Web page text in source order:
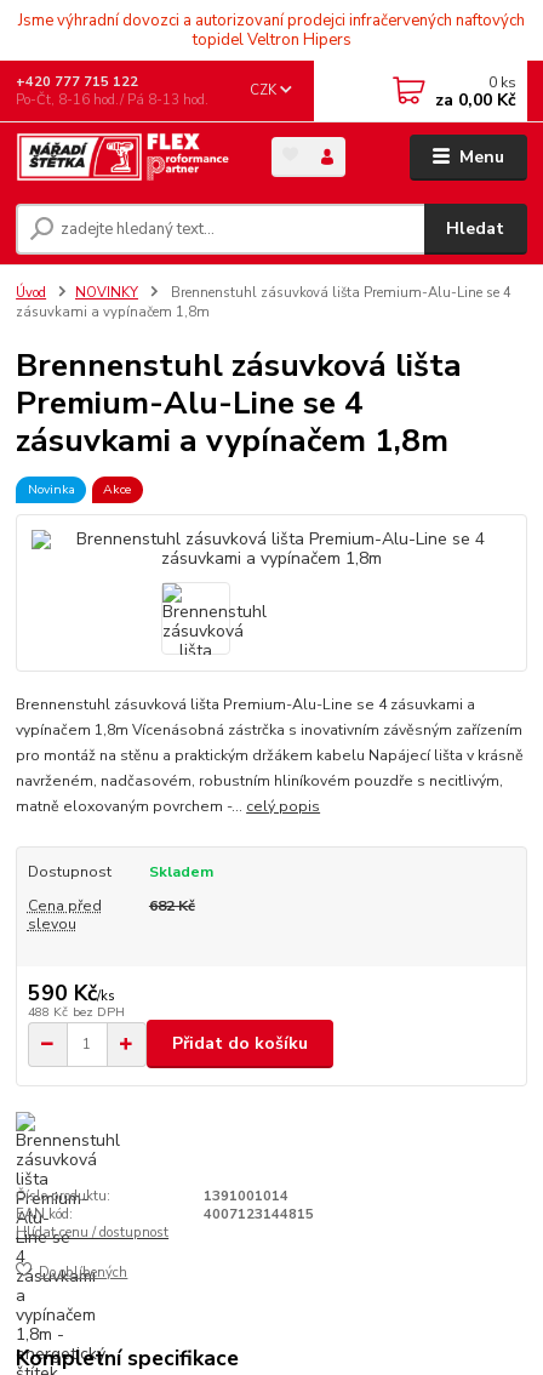
Jsme výhradní dovozci a autorizovaní prodejci infračervených naftových
topidel Veltron Hipers
Menu
CZK
Hledat
+420 777 715 122
Po-Čt, 8-16 hod./ Pá 8-13 hod.
0 ks
za 0,00 Kč
Úvod NOVINKY
Brennenstuhl zásuvková lišta Premium-Alu-Line se 4
zásuvkami a vypínačem 1,8m
Brennenstuhl zásuvková lišta
Premium-Alu-Line se 4
zásuvkami a vypínačem 1,8m
Novinka Akce
Brennenstuhl zásuvková lišta Premium-Alu-Line se 4 zásuvkami a
vypínačem 1,8m Vícenásobná zástrčka s inovativním závěsným zařízením
pro montáž na stěnu a praktickým držákem kabelu Napájecí lišta v krásně
navrženém, nadčasovém, robustním hliníkovém pouzdře s necitlivým,
matně eloxovaným povrchem -... celý popis
Dostupnost
Skladem
Cena před
slevou
682 Kč
590 Kč/ks
488 Kč bez DPH
Přidat do košíku
Číslo produktu:
1391001014
EAN kód:
4007123144815
Hlídat cenu / dostupnost
Do oblíbených
Kompletní specifikace